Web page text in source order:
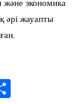
және экономика
әрі жауапты